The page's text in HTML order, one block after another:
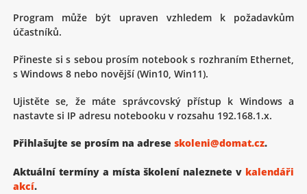
Program může být upraven vzhledem k požadavkům
účastníků.
Přineste si s sebou prosím notebook s rozhraním Ethernet,
s Windows 8 nebo novější (Win10, Win11).
Ujistěte se, že máte správcovský přístup k Windows a
nastavte si IP adresu notebooku v rozsahu 192.168.1.x.
Přihlašujte se prosím na adrese skoleni@domat.cz.
Aktuální termíny a místa školení naleznete v kalendáři
akcí.